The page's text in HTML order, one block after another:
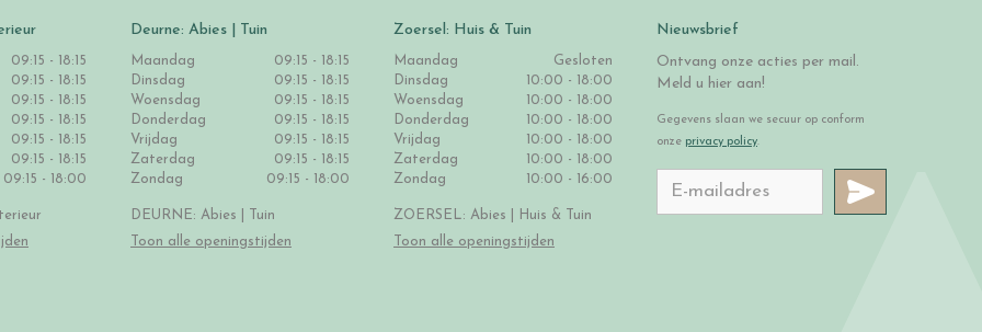
09:15 - 18:15
09:15 - 18:15
09:15 - 18:15
09:15 - 18:15
09:15 - 18:15
09:15 - 18:15
09:15 - 18:00
Deurne: Abies | Tuin
Maandag
09:15 - 18:15
Dinsdag
09:15 - 18:15
Woensdag
09:15 - 18:15
Donderdag
09:15 - 18:15
Vrijdag
09:15 - 18:15
Zaterdag
09:15 - 18:15
Zondag
09:15 - 18:00
DEURNE: Abies | Tuin
Toon alle openingstijden
Zoersel: Huis & Tuin
Maandag
Gesloten
Dinsdag
10:00 - 18:00
Woensdag
10:00 - 18:00
Donderdag
10:00 - 18:00
Vrijdag
10:00 - 18:00
Zaterdag
10:00 - 18:00
Zondag
10:00 - 16:00
ZOERSEL: Abies | Huis & Tuin
Toon alle openingstijden
Nieuwsbrief
Ontvang onze acties per mail.
Meld u hier aan!
Gegevens slaan we secuur op conform
onze privacy policy.